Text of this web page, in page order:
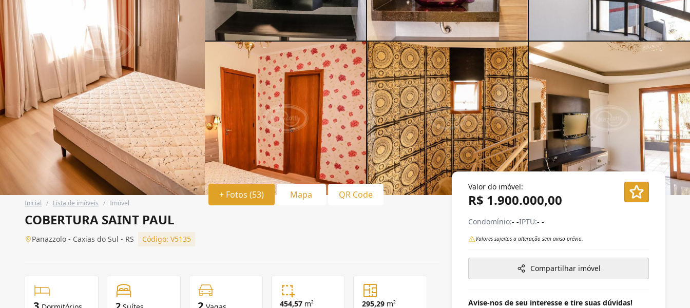
+ Fotos (53) Mapa QR Code
Inicial / Lista de imóveis / Imóvel
COBERTURA SAINT PAUL
Panazzolo - Caxias do Sul - RS Código: V5135
454,57 m²
295,29 m²
Valor do imóvel:
R$ 1.900.000,00
Condomínio:- -IPTU:- -
Valores sujeitos a alteração sem aviso prévio.
Compartilhar imóvel
Avise-nos de seu interesse e tire suas dúvidas!